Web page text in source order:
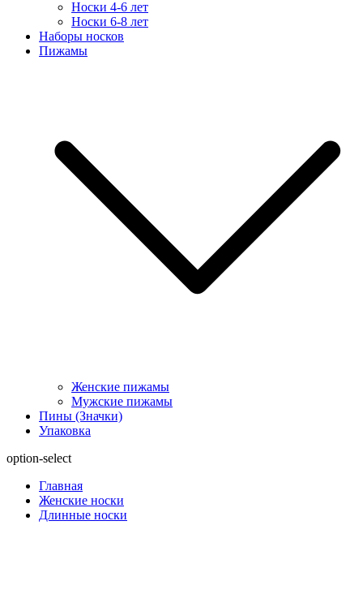
Носки 4-6 лет
Носки 6-8 лет
Наборы носков
Пижамы
Женские пижамы
Мужские пижамы
Пины (Значки)
Упаковка
option-select
Главная
Женские носки
Длинные носки